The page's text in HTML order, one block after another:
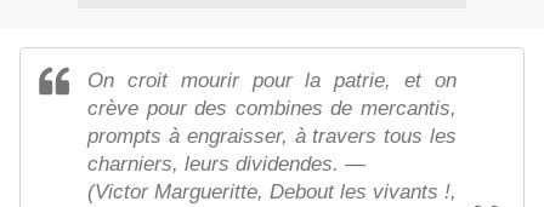
On croit mourir pour la patrie, et on
crève pour des combines de mercantis,
prompts à engraisser, à travers tous les
charniers, leurs dividendes. —
(Victor Margueritte, Debout les vivants !,